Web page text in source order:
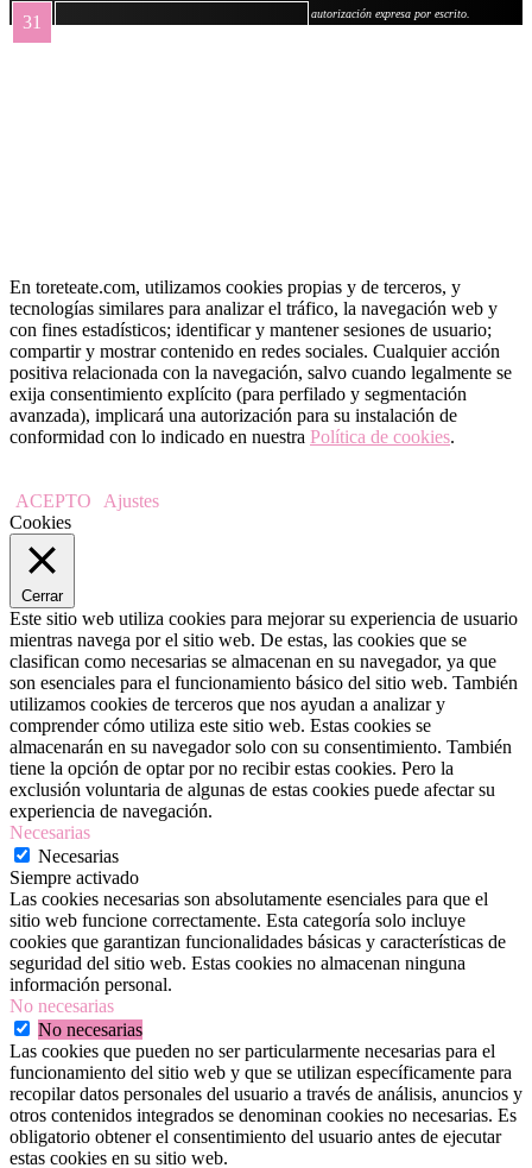
31
autorización expresa por escrito.
En toreteate.com, utilizamos cookies propias y de terceros, y
tecnologías similares para analizar el tráfico, la navegación web y
con fines estadísticos; identificar y mantener sesiones de usuario;
compartir y mostrar contenido en redes sociales. Cualquier acción
positiva relacionada con la navegación, salvo cuando legalmente se
exija consentimiento explícito (para perfilado y segmentación
avanzada), implicará una autorización para su instalación de
conformidad con lo indicado en nuestra Política de cookies.
ACEPTO
Ajustes
Cookies
Cerrar
Este sitio web utiliza cookies para mejorar su experiencia de usuario
mientras navega por el sitio web. De estas, las cookies que se
clasifican como necesarias se almacenan en su navegador, ya que
son esenciales para el funcionamiento básico del sitio web. También
utilizamos cookies de terceros que nos ayudan a analizar y
comprender cómo utiliza este sitio web. Estas cookies se
almacenarán en su navegador solo con su consentimiento. También
tiene la opción de optar por no recibir estas cookies. Pero la
exclusión voluntaria de algunas de estas cookies puede afectar su
experiencia de navegación.
Necesarias
Necesarias
Siempre activado
Las cookies necesarias son absolutamente esenciales para que el
sitio web funcione correctamente. Esta categoría solo incluye
cookies que garantizan funcionalidades básicas y características de
seguridad del sitio web. Estas cookies no almacenan ninguna
información personal.
No necesarias
No necesarias
Las cookies que pueden no ser particularmente necesarias para el
funcionamiento del sitio web y que se utilizan específicamente para
recopilar datos personales del usuario a través de análisis, anuncios y
otros contenidos integrados se denominan cookies no necesarias. Es
obligatorio obtener el consentimiento del usuario antes de ejecutar
estas cookies en su sitio web.